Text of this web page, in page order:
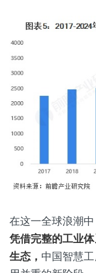
在这一全球浪潮
凭借完整的工业
生态， 中国智慧